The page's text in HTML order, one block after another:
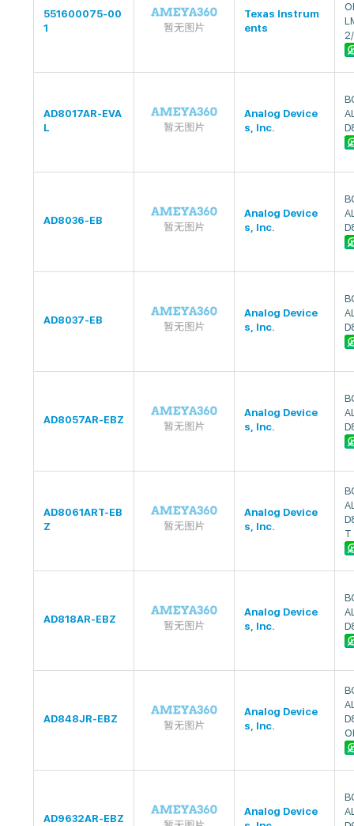
551600075-00
1
Texas Instrum
ents
AD8017AR-EVA
L
Analog Device
s, Inc.
AD8036-EB
Analog Device
s, Inc.
AD8037-EB
Analog Device
s, Inc.
AD8057AR-EBZ
Analog Device
s, Inc.
AD8061ART-EB
Z
Analog Device
s, Inc.
T
AD818AR-EBZ
Analog Device
s, Inc.
AD848JR-EBZ
Analog Device
s, Inc.
AD9632AR-EBZ
Analog Device